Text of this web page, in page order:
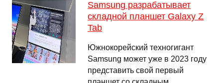
Samsung разрабатывает
складной планшет Galaxy Z
Tab
Южнокорейский техногигант
Samsung может уже в 2023 году
представить свой первый